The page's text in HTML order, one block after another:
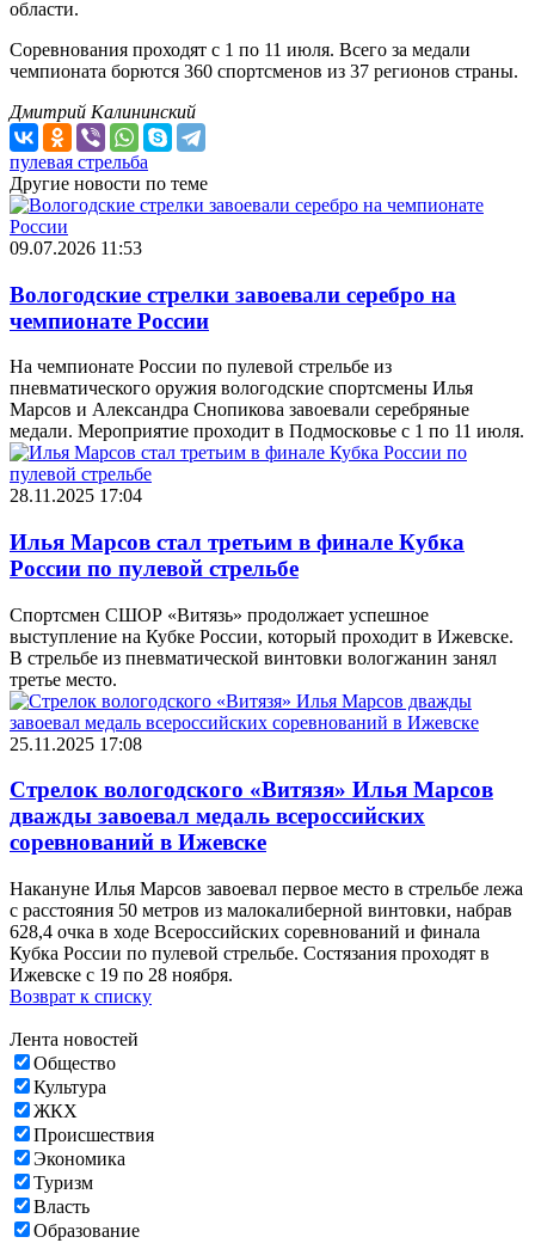
области.
Соревнования проходят с 1 по 11 июля. Всего за медали
чемпионата борются 360 спортсменов из 37 регионов страны.
Дмитрий Калининский
пулевая стрельба
Другие новости по теме
09.07.2026 11:53
Вологодские стрелки завоевали серебро на
чемпионате России
На чемпионате России по пулевой стрельбе из
пневматического оружия вологодские спортсмены Илья
Марсов и Александра Снопикова завоевали серебряные
медали. Мероприятие проходит в Подмосковье с 1 по 11 июля.
28.11.2025 17:04
Илья Марсов стал третьим в финале Кубка
России по пулевой стрельбе
Спортсмен СШОР «Витязь» продолжает успешное
выступление на Кубке России, который проходит в Ижевске.
В стрельбе из пневматической винтовки вологжанин занял
третье место.
25.11.2025 17:08
Стрелок вологодского «Витязя» Илья Марсов
дважды завоевал медаль всероссийских
соревнований в Ижевске
Накануне Илья Марсов завоевал первое место в стрельбе лежа
с расстояния 50 метров из малокалиберной винтовки, набрав
628,4 очка в ходе Всероссийских соревнований и финала
Кубка России по пулевой стрельбе. Состязания проходят в
Ижевске с 19 по 28 ноября.
Возврат к списку
Лента новостей
Общество
Культура
ЖКХ
Происшествия
Экономика
Туризм
Власть
Образование